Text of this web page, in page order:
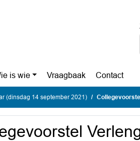
is wie Vraagbaak Contact
(dinsdag 14 september 2021)